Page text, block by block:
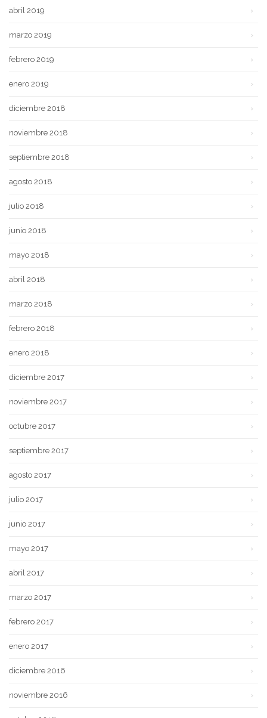
abril 2019
marzo 2019
febrero 2019
enero 2019
diciembre 2018
noviembre 2018
septiembre 2018
agosto 2018
julio 2018
junio 2018
mayo 2018
abril 2018
marzo 2018
febrero 2018
enero 2018
diciembre 2017
noviembre 2017
octubre 2017
septiembre 2017
agosto 2017
julio 2017
junio 2017
mayo 2017
abril 2017
marzo 2017
febrero 2017
enero 2017
diciembre 2016
noviembre 2016